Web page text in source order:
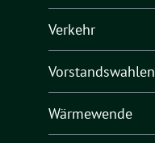
Verkehr
Vorstandswahlen
Wärmewende